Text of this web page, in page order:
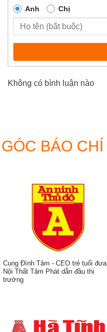
Anh Chị
Không có bình luận nào
GÓC BÁO CHÍ
Cung Đình Tâm - CEO trẻ tuổi đưa
Nội Thất Tâm Phát dẫn đầu thị
trường